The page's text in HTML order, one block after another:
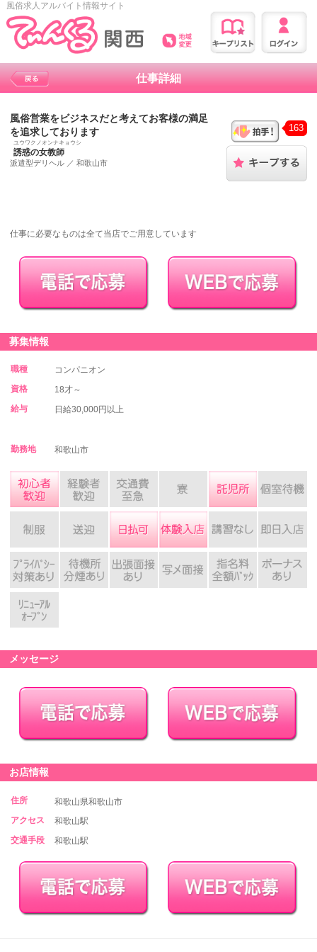
風俗求人アルバイト情報サイト
仕事詳細
風俗営業をビジネスだと考えてお客様の満足
を追求しております
ユウワクノオンナキョウシ
誘惑の女教師
派遣型デリヘル ／和歌山市
163
仕事に必要なものは全て当店でご用意しています
募集情報
職種
コンパニオン
資格
18才～
給与
日給30,000円以上
勤務地 和歌山市
メッセージ
お店情報
住所
和歌山県和歌山市
アクセス
和歌山駅
交通手段
和歌山駅